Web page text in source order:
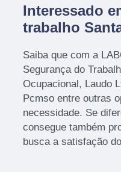
Interessado
trabalho
Saiba que com a
Segurança do
Ocupacional, Laudo
Pcmso entre outras
necessidade. Se
consegue também
busca a satisfação